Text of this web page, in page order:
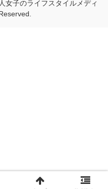
子のライフスタイルメディ